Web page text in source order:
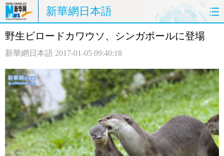
新華網日本語
ホームページ 政治 経済
観光 評論 写真
中日対訳
野生ビロードカワウソ、シンガポールに登場
新華網日本語 2017-01-05 09:40:18